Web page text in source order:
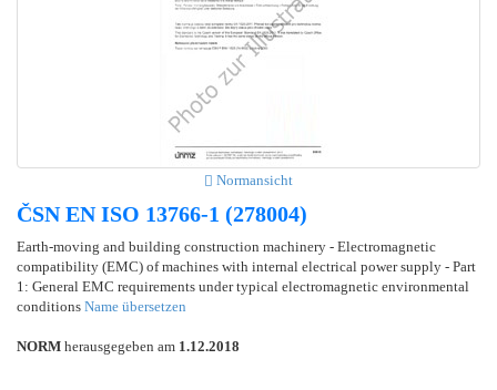
Normansicht
ČSN EN ISO 13766-1 (278004)
Earth-moving and building construction machinery - Electromagnetic
compatibility (EMC) of machines with internal electrical power supply - Part
1: General EMC requirements under typical electromagnetic environmental
conditions Name übersetzen
NORM herausgegeben am 1.12.2018